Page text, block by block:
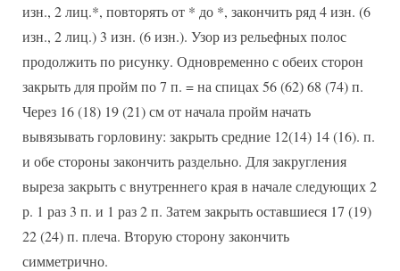
изн., 2 лиц.*, повторять от * до *, закончить ряд 4 изн. (6
изн., 2 лиц.) 3 изн. (6 изн.). Узор из рельефных полос
продолжить по рисунку. Одновременно с обеих сторон
закрыть для пройм по 7 п. = на спицах 56 (62) 68 (74) п.
Через 16 (18) 19 (21) см от начала пройм начать
вывязывать горловину: закрыть средние 12(14) 14 (16). п.
и обе стороны закончить раздельно. Для закругления
выреза закрыть с внутреннего края в начале следующих 2
р. 1 раз 3 п. и 1 раз 2 п. Затем закрыть оставшиеся 17 (19)
22 (24) п. плеча. Вторую сторону закончить
симметрично.